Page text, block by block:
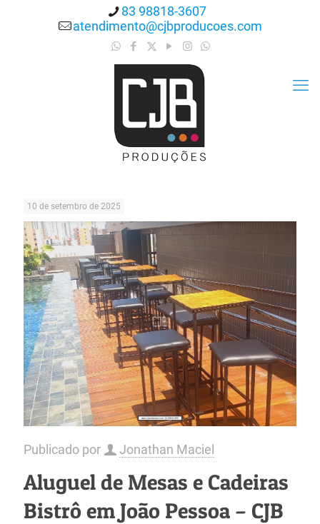
83 98818-3607
atendimento@cjbproducoes.com
10 de setembro de 2025
Publicado por Jonathan Maciel
Aluguel de Mesas e Cadeiras
Bistrô em João Pessoa – CJB